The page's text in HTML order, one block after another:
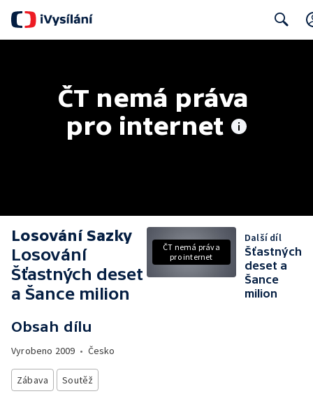
ČT nemá práva
pro internet
Losování Sazky
Losování
Šťastných deset
a Šance milion
Obsah dílu
Vyrobeno 2009 • Česko
Zábava Soutěž
ČT nemá práva
pro internet
Další díl
Šťastných
deset a
Šance
milion